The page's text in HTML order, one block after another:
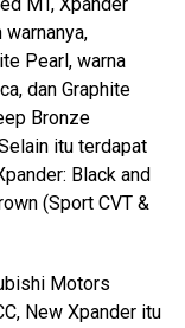
warnanya,
Pearl, warna
dan Graphite
Bronze
itu terdapat
Black and
(Sport CVT &
Motors
New Xpander itu